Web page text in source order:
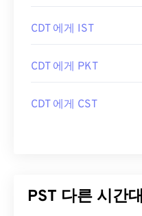
CDT 에게 IST
CDT 에게 PKT
CDT 에게 CST
PST 다른 시간